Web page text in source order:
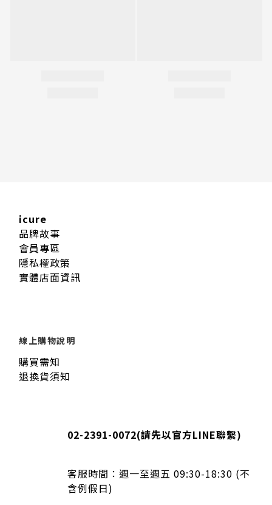
icure
品牌故事
會員專區
隱私權政策
實體店面資訊
線上購物說明
購買需知
退換貨須知
02-2391-0072(請先以官方LINE聯繫)
客服時間： 週一至週五 09:30-18:30 (不
含例假日)